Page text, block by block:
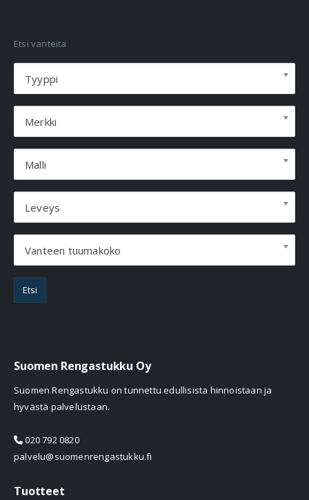
Etsi vanteita
Tyyppi
Merkki
Malli
Leveys
Vanteen tuumakoko
Etsi
Suomen Rengastukku Oy
Suomen Rengastukku on tunnettu edullisista hinnoistaan ja
hyvästä palvelustaan.
020 792 0820
palvelu@suomenrengastukku.fi
Tuotteet